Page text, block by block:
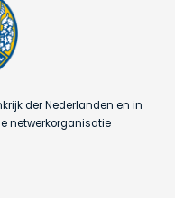
der Nederlanden en in
netwerkorganisatie